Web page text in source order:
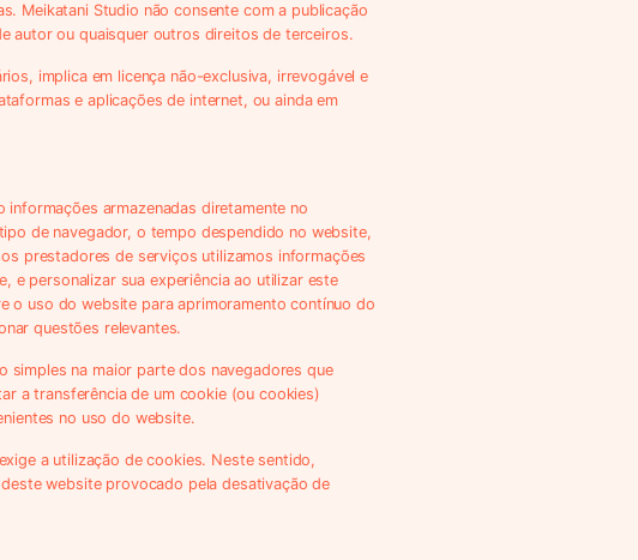
Meikatani Studio não consente com a publicação
autor ou quaisquer outros direitos de terceiros.
implica em licença não-exclusiva, irrevogável e
e aplicações de internet, ou ainda em
armazenadas diretamente no
de navegador, o tempo despendido no website,
prestadores de serviços utilizamos informações
e personalizar sua experiência ao utilizar este
o uso do website para aprimoramento contínuo do
questões relevantes.
simples na maior parte dos navegadores que
a transferência de um cookie (ou cookies)
no uso do website.
a utilização de cookies. Neste sentido,
website provocado pela desativação de